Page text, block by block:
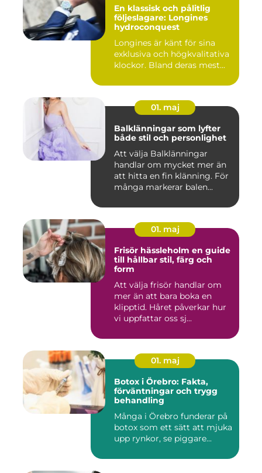
En klassisk och pålitlig
följeslagare: Longines
hydroconquest
Longines är känt för sina
exklusiva och högkvalitativa
klockor. Bland deras mest...
01. maj
Balklänningar som lyfter
både stil och personlighet
Att välja Balklänningar
handlar om mycket mer än
att hitta en fin klänning. För
många markerar balen...
01. maj
Frisör hässleholm en guide
till hållbar stil, färg och
form
Att välja frisör handlar om
mer än att bara boka en
klipptid. Håret påverkar hur
vi uppfattar oss sj...
01. maj
Botox i Örebro: Fakta,
förväntningar och trygg
behandling
Många i Örebro funderar på
botox som ett sätt att mjuka
upp rynkor, se piggare...